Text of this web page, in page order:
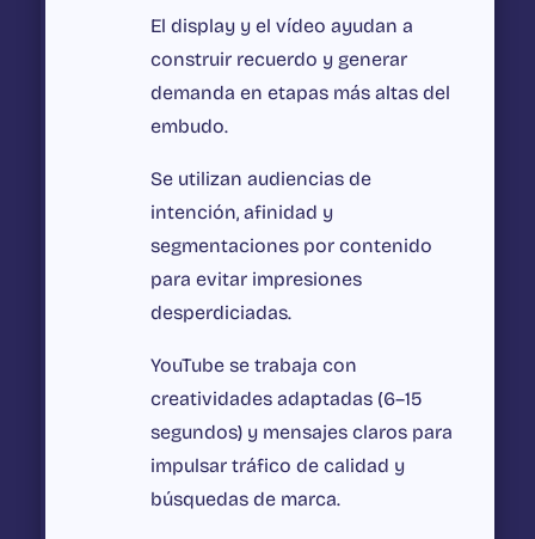
El display y el vídeo ayudan a
construir recuerdo y generar
demanda en etapas más altas del
embudo.
Se utilizan audiencias de
intención, afinidad y
segmentaciones por contenido
para evitar impresiones
desperdiciadas.
YouTube se trabaja con
creatividades adaptadas (6–15
segundos) y mensajes claros para
impulsar tráfico de calidad y
búsquedas de marca.